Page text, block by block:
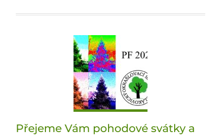
Přejeme Vám pohodové svátky a